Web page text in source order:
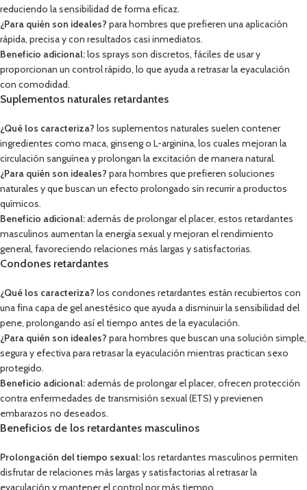
reduciendo la sensibilidad de forma eficaz.
¿Para quién son ideales? para hombres que prefieren una aplicación
rápida, precisa y con resultados casi inmediatos.
Beneficio adicional:los sprays son discretos, fáciles de usar y
proporcionan un control rápido, lo que ayuda a retrasar la eyaculación
con comodidad.
Suplementos naturales retardantes
¿Qué los caracteriza? los suplementos naturales suelen contener
ingredientes como maca, ginseng o L-arginina, los cuales mejoran la
circulación sanguínea y prolongan la excitación de manera natural.
¿Para quién son ideales? para hombres que prefieren soluciones
naturales y que buscan un efecto prolongado sin recurrir a productos
químicos.
Beneficio adicional:además de prolongar el placer, estos retardantes
masculinos aumentan la energía sexual y mejoran el rendimiento
general, favoreciendo relaciones más largas y satisfactorias.
Condones retardantes
¿Qué los caracteriza? los condones retardantes están recubiertos con
una fina capa de gel anestésico que ayuda a disminuir la sensibilidad del
pene, prolongando así el tiempo antes de la eyaculación.
¿Para quién son ideales? para hombres que buscan una solución simple,
segura y efectiva para retrasar la eyaculación mientras practican sexo
protegido.
Beneficio adicional:además de prolongar el placer, ofrecen protección
contra enfermedades de transmisión sexual (ETS) y previenen
embarazos no deseados.
Beneficios de los retardantes masculinos
Prolongación del tiempo sexual:los retardantes masculinos permiten
disfrutar de relaciones más largas y satisfactorias al retrasar la
eyaculación y mantener el control por más tiempo.